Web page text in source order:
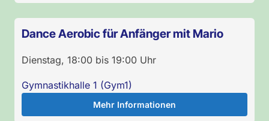
Dance Aerobic für Anfänger mit Mario
Dienstag, 18:00 bis 19:00 Uhr
Gymnastikhalle 1 (Gym1)
Mehr Informationen